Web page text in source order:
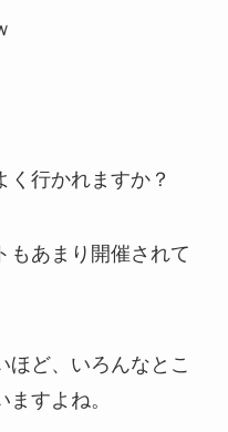
く行かれますか？
もあまり開催されて
ほど、いろんなとこ
すよね。